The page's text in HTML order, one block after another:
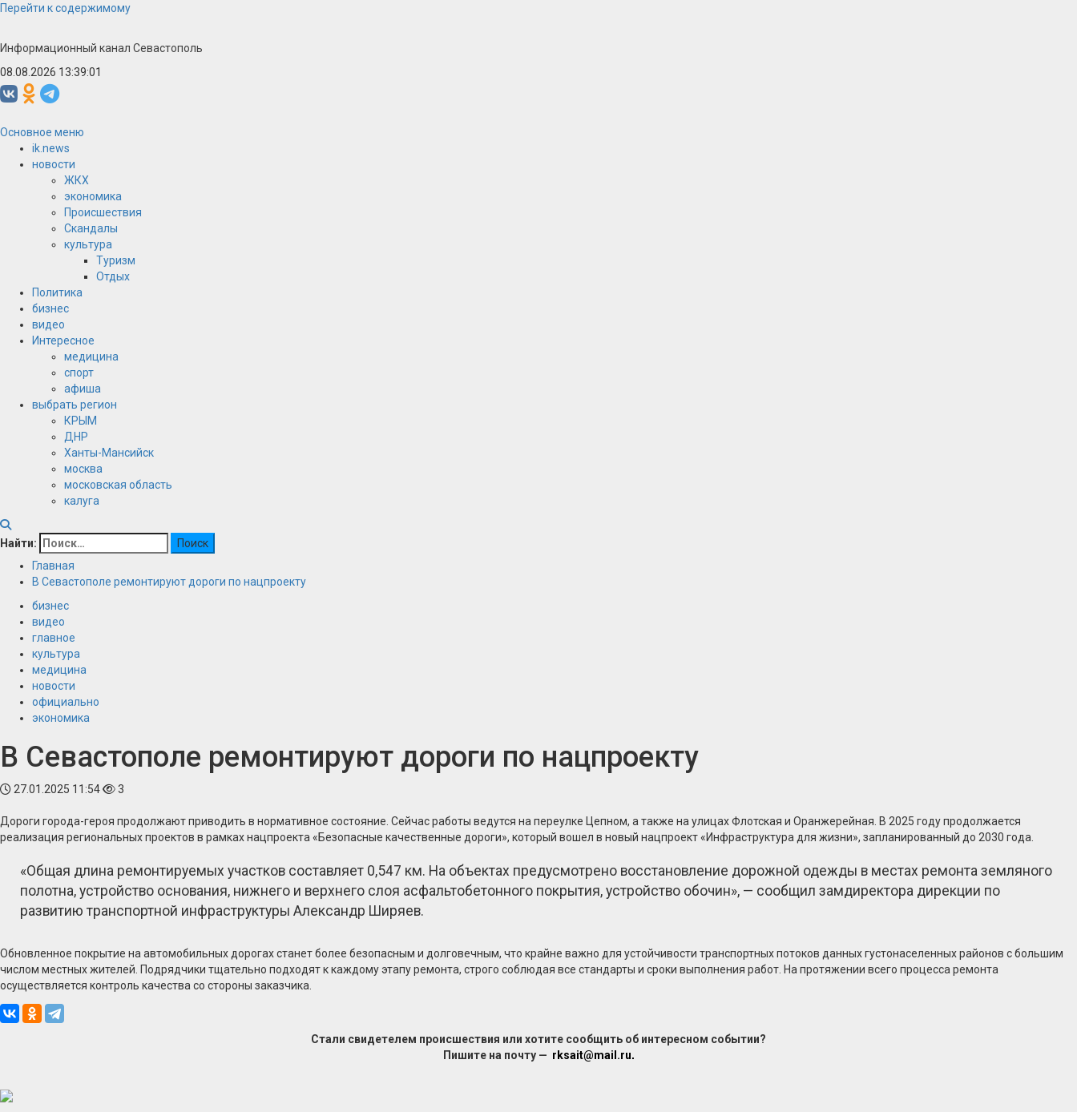
Перейти к содержимому
Информационный канал Севастополь
08.08.2026 13:39:01
Основное меню
ik.news
новости
ЖКХ
экономика
Происшествия
Скандалы
культура
Туризм
Отдых
Политика
бизнес
видео
Интересное
медицина
спорт
афиша
выбрать регион
КРЫМ
ДНР
Ханты-Мансийск
москва
московская область
калуга
Найти:
Главная
В Севастополе ремонтируют дороги по нацпроекту
бизнес
видео
главное
культура
медицина
новости
официально
экономика
В Севастополе ремонтируют дороги по нацпроекту
27.01.2025 11:54 3
Дороги города-героя продолжают приводить в нормативное состояние. Сейчас работы ведутся на переулке Цепном, а также на улицах Флотская и Оранжерейная. В 2025 году продолжается
реализация региональных проектов в рамках нацпроекта «Безопасные качественные дороги», который вошел в новый нацпроект «Инфраструктура для жизни», запланированный до 2030 года.
«Общая длина ремонтируемых участков составляет 0,547 км. На объектах предусмотрено восстановление дорожной одежды в местах ремонта земляного
полотна, устройство основания, нижнего и верхнего слоя асфальтобетонного покрытия, устройство обочин», — сообщил замдиректора дирекции по
развитию транспортной инфраструктуры Александр Ширяев.
Обновленное покрытие на автомобильных дорогах станет более безопасным и долговечным, что крайне важно для устойчивости транспортных потоков данных густонаселенных районов с большим
числом местных жителей. Подрядчики тщательно подходят к каждому этапу ремонта, строго соблюдая все стандарты и сроки выполнения работ. На протяжении всего процесса ремонта
осуществляется контроль качества со стороны заказчика.
Стали свидетелем происшествия или хотите сообщить об интересном событии?
Пишите на почту — rksait@mail.ru.